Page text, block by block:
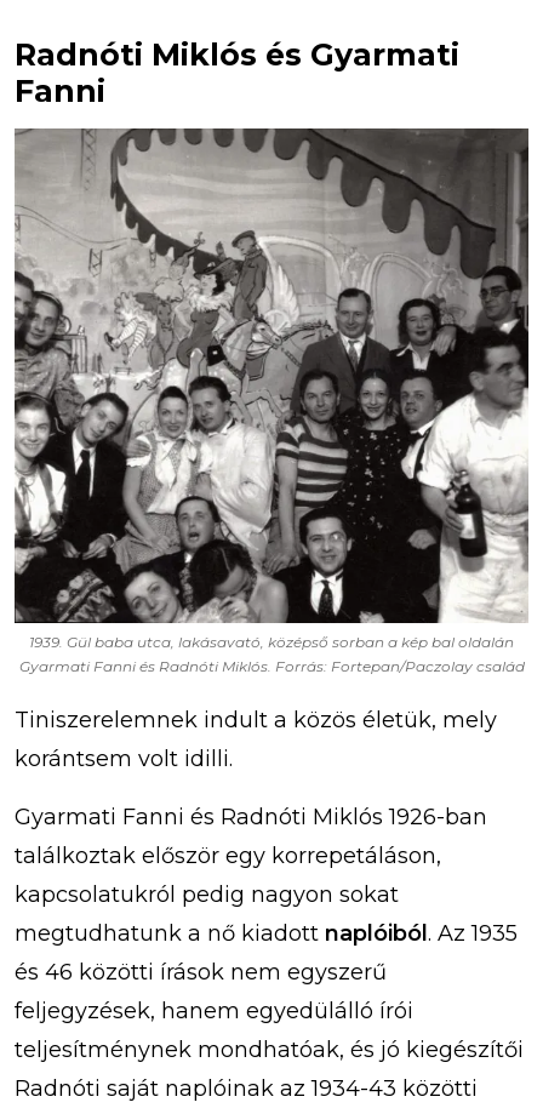
Radnóti Miklós és Gyarmati
Fanni
1939. Gül baba utca, lakásavató, középső sorban a kép bal oldalán
Gyarmati Fanni és Radnóti Miklós. Forrás: Fortepan/Paczolay család
Tiniszerelemnek indult a közös életük, mely
korántsem volt idilli.
Gyarmati Fanni és Radnóti Miklós 1926-ban
találkoztak először egy korrepetáláson,
kapcsolatukról pedig nagyon sokat
megtudhatunk a nő kiadott naplóiból. Az 1935
és 46 közötti írások nem egyszerű
feljegyzések, hanem egyedülálló írói
teljesítménynek mondhatóak, és jó kiegészítői
Radnóti saját naplóinak az 1934-43 közötti